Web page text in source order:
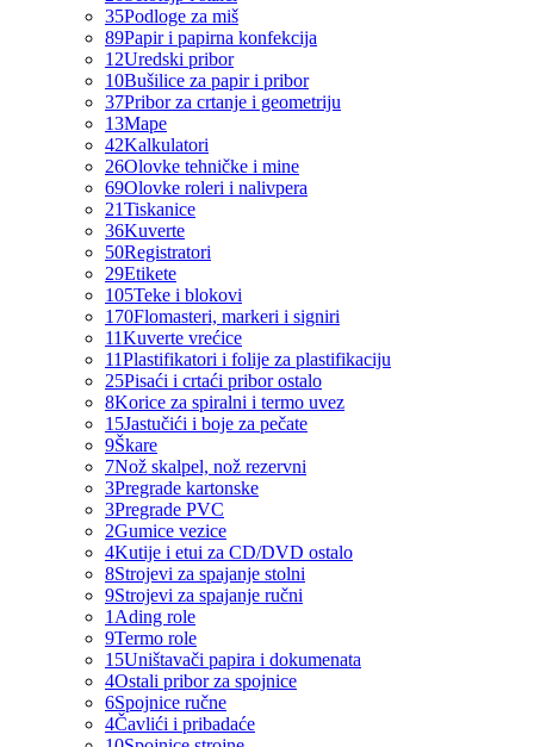
35Podloge za miš
89Papir i papirna konfekcija
12Uredski pribor
10Bušilice za papir i pribor
37Pribor za crtanje i geometriju
13Mape
42Kalkulatori
26Olovke tehničke i mine
69Olovke roleri i nalivpera
21Tiskanice
36Kuverte
50Registratori
29Etikete
105Teke i blokovi
170Flomasteri, markeri i signiri
11Kuverte vrećice
11Plastifikatori i folije za plastifikaciju
25Pisaći i crtaći pribor ostalo
8Korice za spiralni i termo uvez
15Jastučići i boje za pečate
9Škare
7Nož skalpel, nož rezervni
3Pregrade kartonske
3Pregrade PVC
2Gumice vezice
4Kutije i etui za CD/DVD ostalo
8Strojevi za spajanje stolni
9Strojevi za spajanje ručni
1 Ading role
9Termo role
15Uništavači papira i dokumenata
4Ostali pribor za spojnice
6Spojnice ručne
4Čavlići i pribadaće